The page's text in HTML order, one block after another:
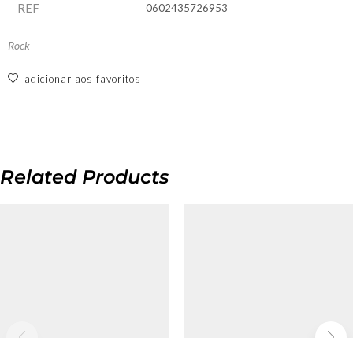
REF 0602435726953
Rock
adicionar aos favoritos
Related Products